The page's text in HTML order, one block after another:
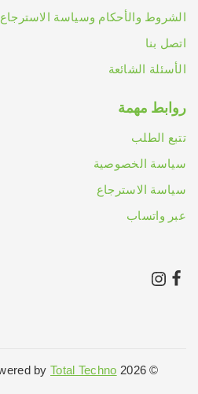
الشروط والأحكام وسياسة الاسترجاع
اتصل بنا
الأسئلة الشائعة
روابط مهمة
تتبع الطلب
سياسة الخصوصية
سياسة الاسترجاع
عبر واتساب
© 2026 Osma Cosmetics Powered by
Total Techno